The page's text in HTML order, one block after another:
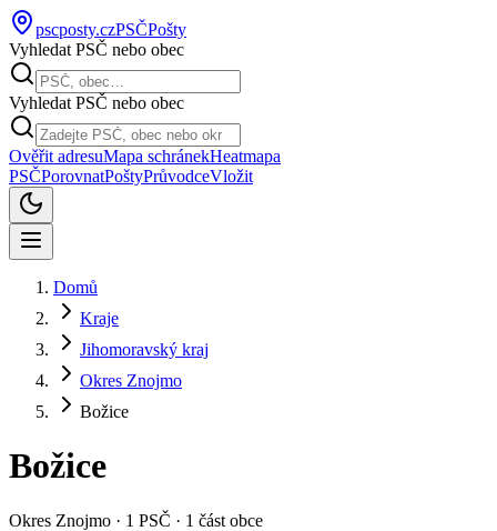
pscposty.czPSČPošty
Vyhledat PSČ nebo obec
Vyhledat PSČ nebo obec
Ověřit adresuMapa schránekHeatmapa
PSČPorovnatPoštyPrůvodceVložit
Domů
Kraje
Jihomoravský kraj
Okres Znojmo
Božice
Božice
Okres Znojmo · 1 PSČ · 1 část obce